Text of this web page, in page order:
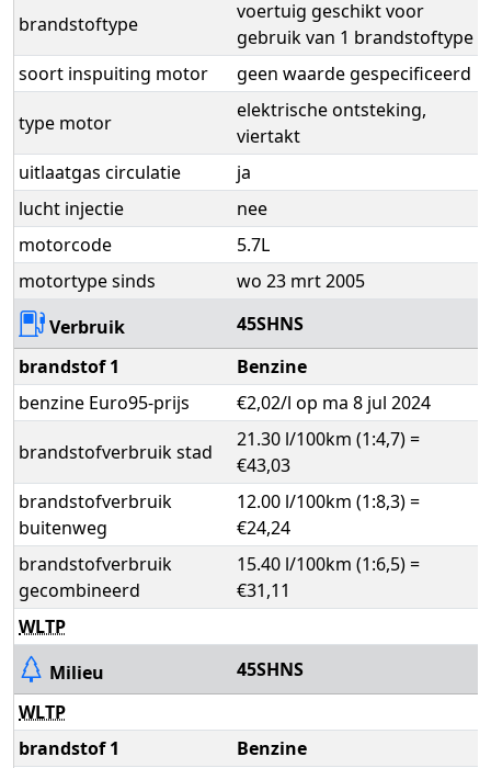
brandstoftype
voertuig geschikt voor
gebruik van 1 brandstoftype
soort inspuiting motor
geen waarde gespecificeerd
type motor
elektrische ontsteking,
viertakt
uitlaatgas circulatie
ja
lucht injectie
nee
motorcode
5.7L
motortype sinds
wo 23 mrt 2005
Verbruik
45SHNS
brandstof 1
Benzine
benzine Euro95-prijs
€2,02/l op ma 8 jul 2024
brandstofverbruik stad
21.30 l/100km (1:4,7) =
€43,03
brandstofverbruik
buitenweg
12.00 l/100km (1:8,3) =
€24,24
brandstofverbruik
gecombineerd
15.40 l/100km (1:6,5) =
€31,11
WLTP
Milieu
45SHNS
WLTP
brandstof 1
Benzine